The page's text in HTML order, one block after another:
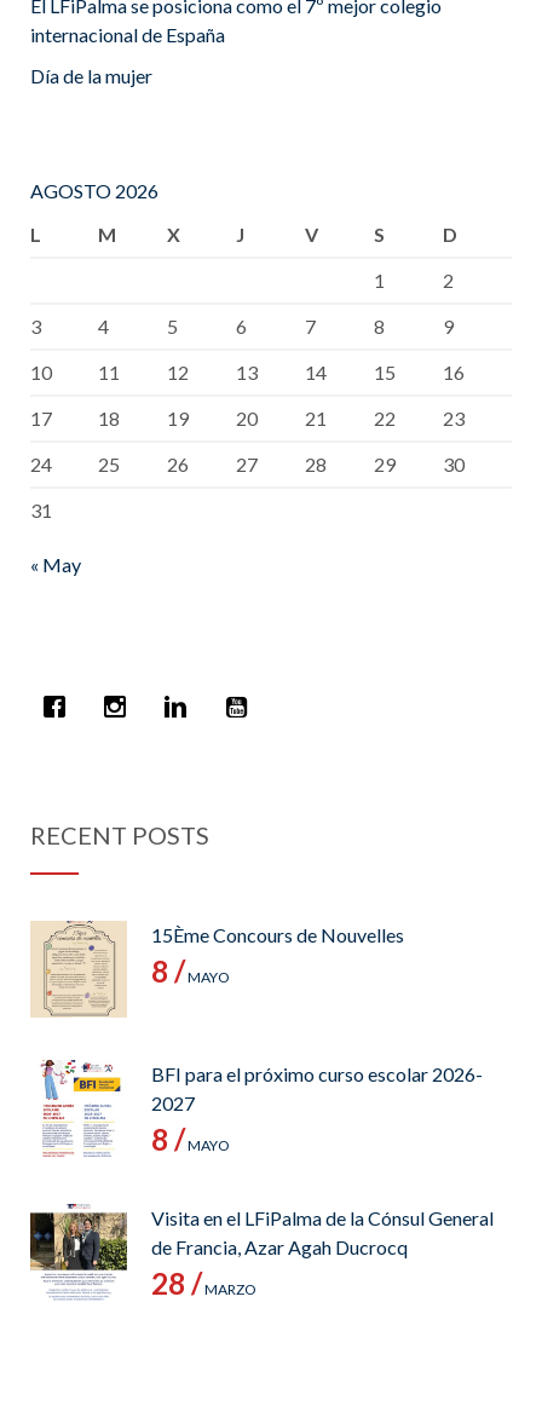
El LFiPalma se posiciona como el 7º mejor colegio
internacional de España
Día de la mujer
AGOSTO 2026
L
M X J V S
D
1
2
3
4 5 6 7 8
9
10
11 12 13 14 15
16
17
18 19 20 21 22
23
24
25 26 27 28 29
30
31
« May
RECENT POSTS
15Ème Concours de Nouvelles
8 /MAYO
BFI para el próximo curso escolar 2026-
2027
8 /MAYO
Visita en el LFiPalma de la Cónsul General
de Francia, Azar Agah Ducrocq
28 /MARZO